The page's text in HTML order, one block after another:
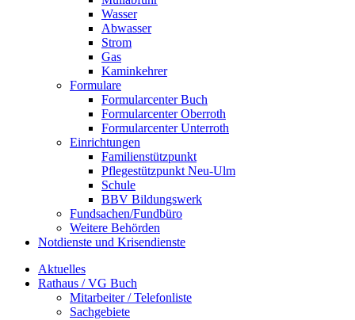
Wasser
Abwasser
Strom
Gas
Kaminkehrer
Formulare
Formularcenter Buch
Formularcenter Oberroth
Formularcenter Unterroth
Einrichtungen
Familienstützpunkt
Pflegestützpunkt Neu-Ulm
Schule
BBV Bildungswerk
Fundsachen/Fundbüro
Weitere Behörden
Notdienste und Krisendienste
Aktuelles
Rathaus / VG Buch
Mitarbeiter / Telefonliste
Sachgebiete